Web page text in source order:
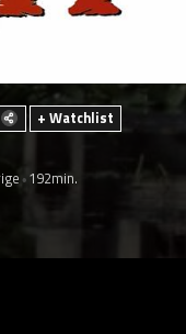
+ Watchlist
192min.